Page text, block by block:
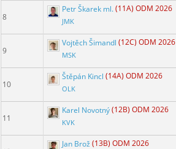
8
Petr Škarek ml.(11A) ODM 2026
JMK
9
Vojtěch Šimandl (12C) ODM 2026
MSK
10
Štěpán Kincl (14A) ODM 2026
OLK
11
Karel Novotný(12B) ODM 2026
KVK
Jan Brož (13B) ODM 2026